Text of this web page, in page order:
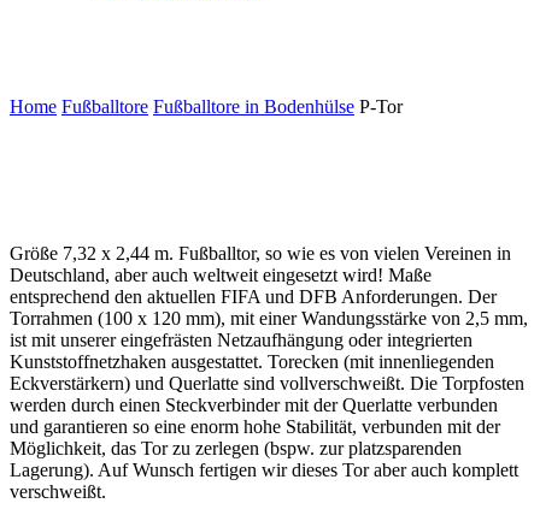
Home Fußballtore Fußballtore in Bodenhülse P-Tor
Größe 7,32 x 2,44 m. Fußballtor, so wie es von vielen Vereinen in
Deutschland, aber auch weltweit eingesetzt wird! Maße
entsprechend den aktuellen FIFA und DFB Anforderungen. Der
Torrahmen (100 x 120 mm), mit einer Wandungsstärke von 2,5 mm,
ist mit unserer eingefrästen Netzaufhängung oder integrierten
Kunststoffnetzhaken ausgestattet. Torecken (mit innenliegenden
Eckverstärkern) und Querlatte sind vollverschweißt. Die Torpfosten
werden durch einen Steckverbinder mit der Querlatte verbunden
und garantieren so eine enorm hohe Stabilität, verbunden mit der
Möglichkeit, das Tor zu zerlegen (bspw. zur platzsparenden
Lagerung). Auf Wunsch fertigen wir dieses Tor aber auch komplett
verschweißt.